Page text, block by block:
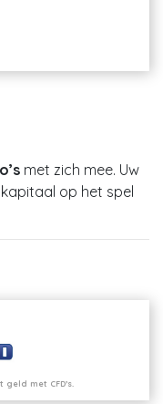
met zich mee. Uw
op het spel
met CFD’s.